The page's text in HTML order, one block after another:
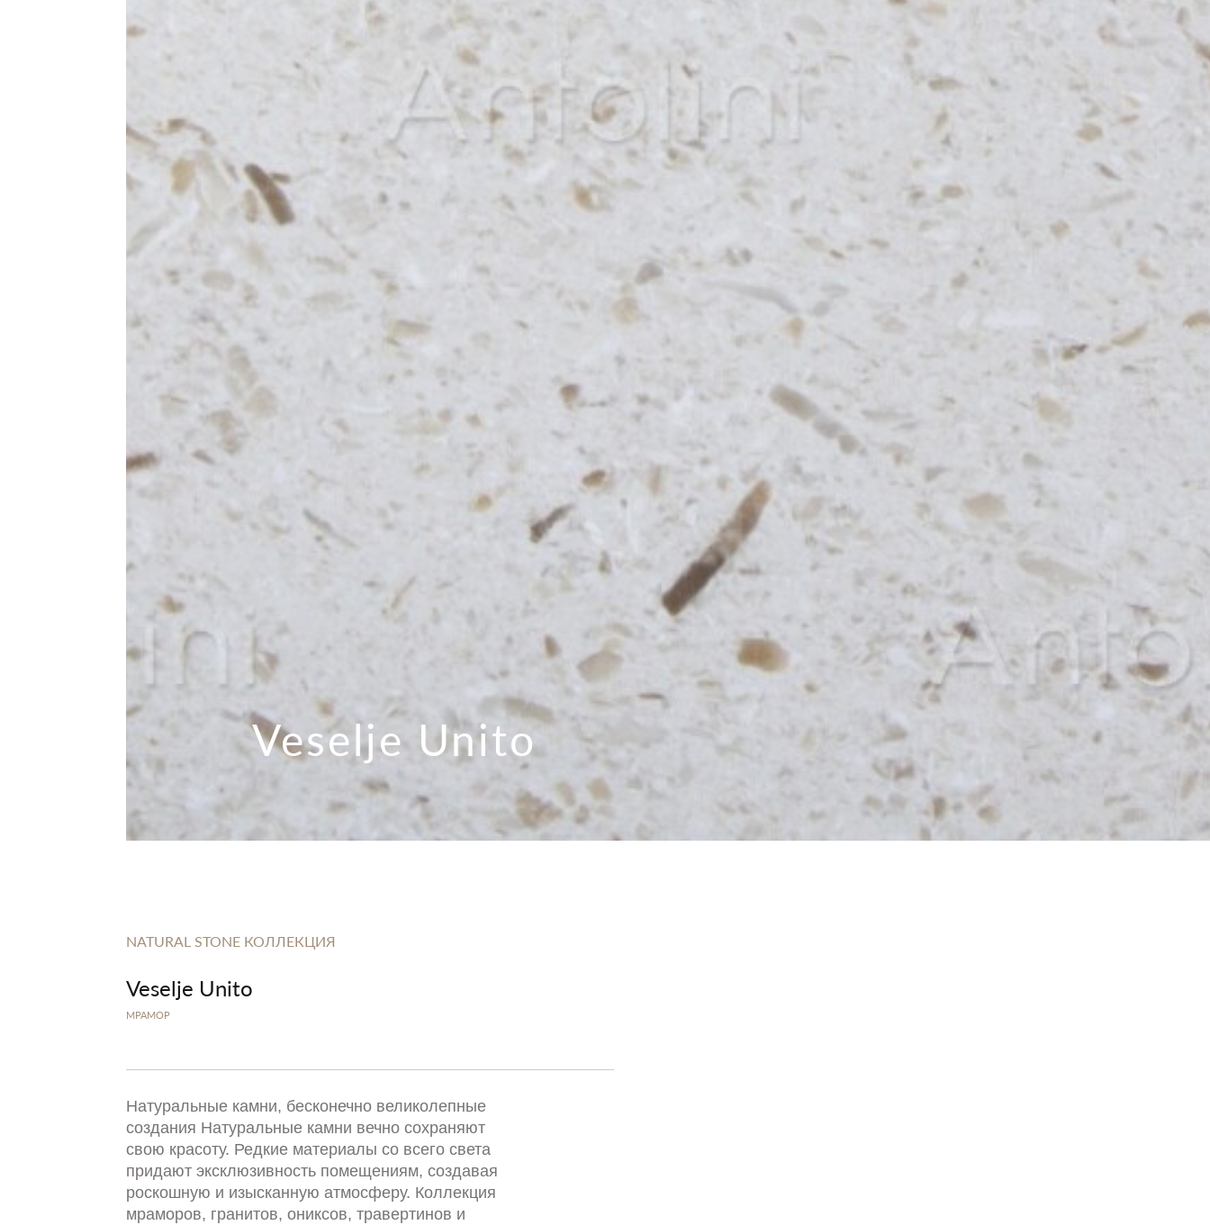
Veselje Unito
NATURAL STONE КОЛЛЕКЦИЯ
Veselje Unito
МРАМОР
Натуральные камни, бесконечно великолепные
создания Натуральные камни вечно сохраняют
свою красоту. Редкие материалы со всего света
придают эксклюзивность помещениям, создавая
роскошную и изысканную атмосферу. Коллекция
мраморов, гранитов, ониксов, травертинов и